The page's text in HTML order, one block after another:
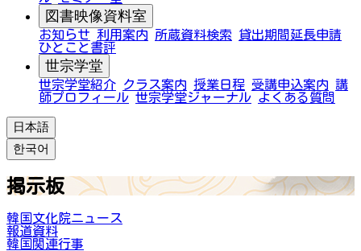
図書映像資料室
お知らせ 利用案内 所蔵資料検索
貸出期間延長申請
ひとこと書評
世宗学堂
世宗学堂紹介 クラス案内 授業日程 受講申込案内 講
師プロフィール 世宗学堂ジャーナル よくある質問
日本語
한국어
掲示板
韓国文化院ニュース
報道資料
韓国関連行事